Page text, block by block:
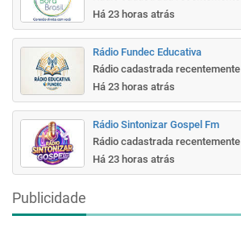
Há 23 horas atrás
Rádio Fundec Educativa
Rádio cadastrada recentemente
Há 23 horas atrás
Rádio Sintonizar Gospel Fm
Rádio cadastrada recentemente
Há 23 horas atrás
Publicidade